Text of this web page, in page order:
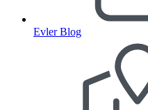
Evler Blog